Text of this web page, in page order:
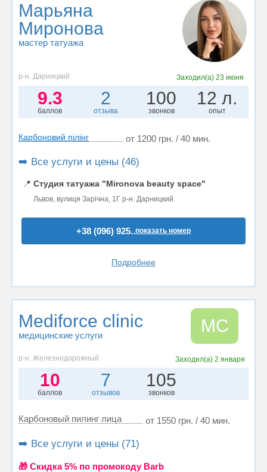
Марьяна
Миронова
мастер татуажа
р-н. Дарницкий Заходил(а)23 июня
9.3
баллов
2
отзыва
100
звонков
12 л.
опыт
Карбоновий пілінг от 1200 грн. / 40 мин.
➡️ Все услуги и цены (46)
📍 Студия татуажа "Mironova beauty space"
Львов, вулиця Зарічна, 1Г р-н. Дарницкий
+38 (096) 925..показать номер
Подробнее
Mediforce clinic
медицинские услуги MC
р-н. Железнодорожный Заходил(а)2 января
10
баллов
7
отзывов
105
звонков
Карбоновый пилинг лица от 1550 грн. / 40 мин.
➡️ Все услуги и цены (71)
🎁 Cкидка 5% по промокоду Barb